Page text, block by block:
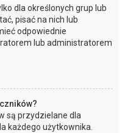
dla określonych grup lub
pisać na nich lub
odpowiednie
lub administratorem
są przydzielane dla
każdego użytkownika.